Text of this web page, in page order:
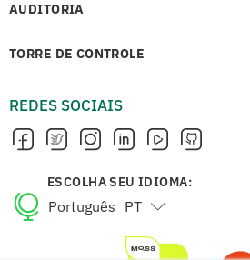
AUDITORIA
TORRE DE CONTROLE
REDES SOCIAIS
ESCOLHA SEU IDIOMA:
Português PT
English EN